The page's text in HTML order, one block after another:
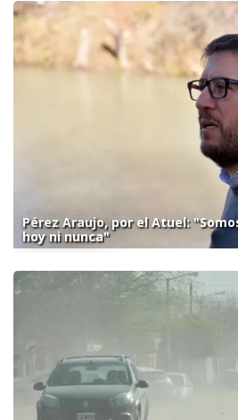
Pérez Araujo, por el Atuel:
hoy ni nunca"